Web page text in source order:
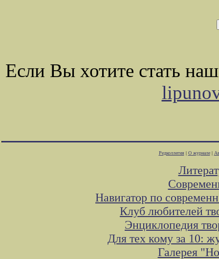
Если Вы хотите стать
Редколлегия| О журнале|
Навигатор по
Клуб любителей
Энциклопедия
Для тех кому за 10:
Галерея